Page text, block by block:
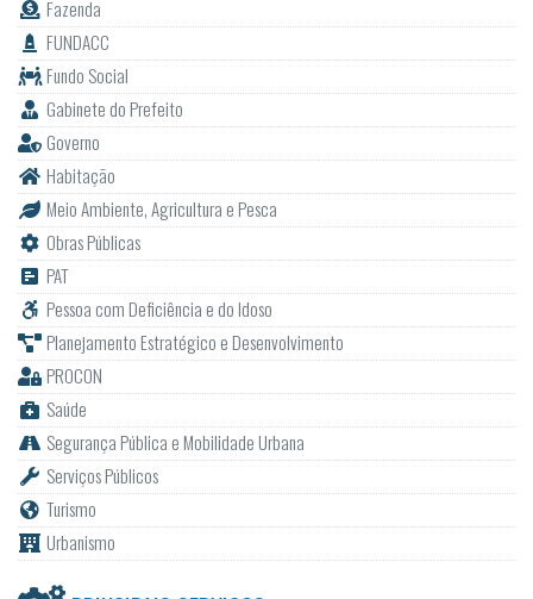
Fazenda
FUNDACC
Fundo Social
Gabinete do Prefeito
Governo
Habitação
Meio Ambiente, Agricultura e Pesca
Obras Públicas
PAT
Pessoa com Deficiência e do Idoso
Planejamento Estratégico e Desenvolvimento
PROCON
Saúde
Segurança Pública e Mobilidade Urbana
Serviços Públicos
Turismo
Urbanismo